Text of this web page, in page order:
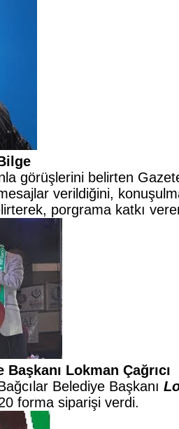
görüşlerini belirten
verildiğini,
porgrama katkı
Lokman Çağrıcı
Belediye Başkanı
forma siparişi verdi.